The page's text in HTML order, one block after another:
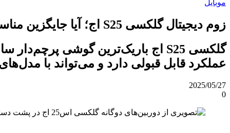
موبایل
زوم دیجیتال گلکسی S25 اج؛ آیا جایگزین مناسبی برای زوم اپتیکال است؟
عملکرد قابل قبولی دارد و می‌تواند با
2025/05/27
0